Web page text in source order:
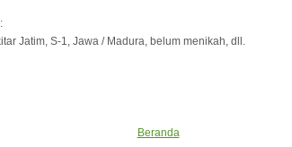
Jatim, S-1, Jawa / Madura, belum menikah, dll.
Beranda